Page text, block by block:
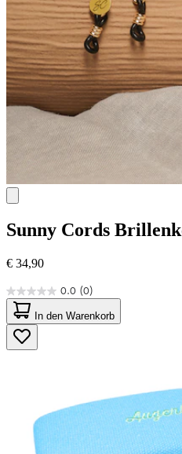
Sunny Cords
€ 34,90
0.0 (0)
0.0
von
5
Sternen.
In den Warenkorb